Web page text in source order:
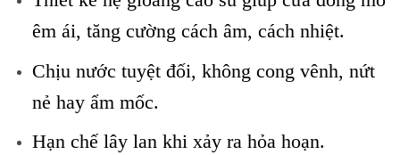
êm ái, tăng cường cách âm, cách nhiệt.
Chịu nước tuyệt đối, không cong vênh, nứt
nẻ hay ẩm mốc.
Hạn chế lây lan khi xảy ra hỏa hoạn.